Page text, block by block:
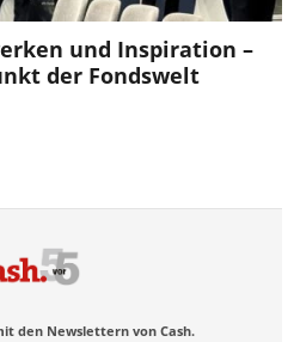
und Inspiration –
der Fondswelt
den Newslettern von Cash.